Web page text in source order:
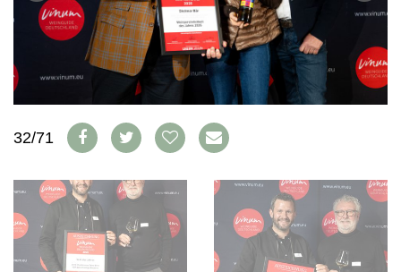
VORTEILSWELT
WEINWIRTSCHAFT
WEINSZENE
PORTRAITS
VINOPHILES
ANMELDEN
VORTEILSWELT
ABO
WEINSUCHE
NEWSLETTER
WINE TRADE CLUB
32/71